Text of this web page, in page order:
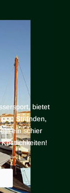
bietet
Stränden,
ein schier